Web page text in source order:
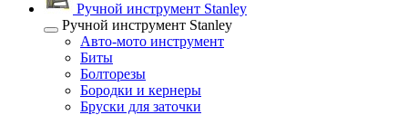
Ручной инструмент Stanley
Ручной инструмент Stanley
Авто-мото инструмент
Биты
Болторезы
Бородки и кернеры
Бруски для заточки